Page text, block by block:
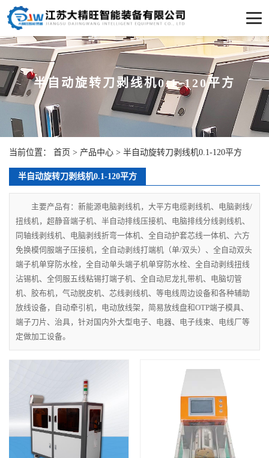
半自动旋转刀剥线机0.1-120平方
当前位置： 首页 > 产品中心 > 半自动旋转刀剥线机0.1-120平方
半自动旋转刀剥线机0.1-120平方
主要产品有：新能源电脑剥线机，大平方电缆剥线机、电脑剥线/
扭线机，超静音端子机、半自动排线压接机、电脑排线分线剥线机、
同轴线剥线机、电脑剥线折弯一体机、全自动护套芯线一体机、六方
免换模伺服端子压接机，全自动剥线打端机（单/双头）、全自动双头
端子机单穿防水栓，全自动单头端子机单穿防水栓、全自动剥线扭线
沾锡机、全伺服五线粘锡打端子机、全自动尼龙扎带机、电脑切管
机、胶布机，气动脱皮机、芯线剥线机、等电线周边设备和各种辅助
放线设备，自动牵引机，电动放线架，简易放线盘和OTP端子模具、
端子刀片、治具，针对国内外大型电子、电器、电子线束、电线厂等
定做加工设备。